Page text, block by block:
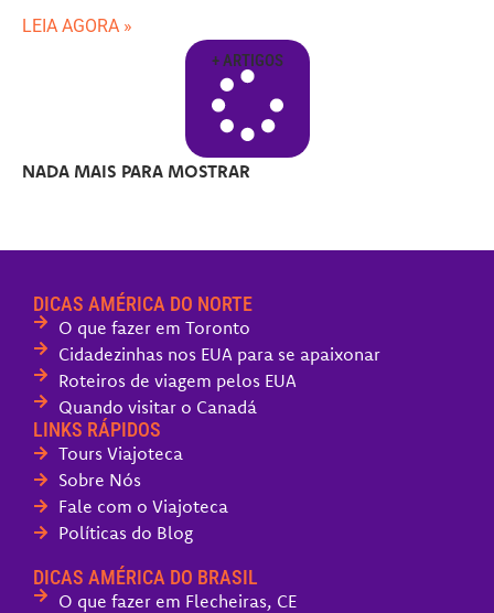
LEIA AGORA »
+ ARTIGOS
NADA MAIS PARA MOSTRAR
DICAS AMÉRICA DO NORTE
O que fazer em Toronto
Cidadezinhas nos EUA para se apaixonar
Roteiros de viagem pelos EUA
Quando visitar o Canadá
LINKS RÁPIDOS
Tours Viajoteca
Sobre Nós
Fale com o Viajoteca
Políticas do Blog
DICAS AMÉRICA DO BRASIL
O que fazer em Flecheiras, CE